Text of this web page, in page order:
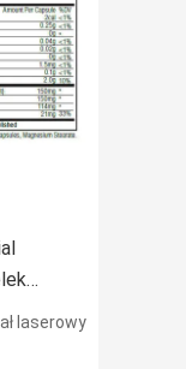
laserowy